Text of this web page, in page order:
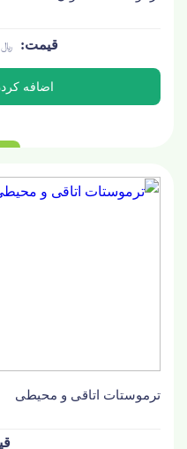
﷼
ترموستات اتاقی و محیطی